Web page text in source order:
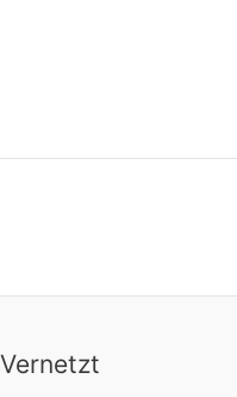
Vernetzt